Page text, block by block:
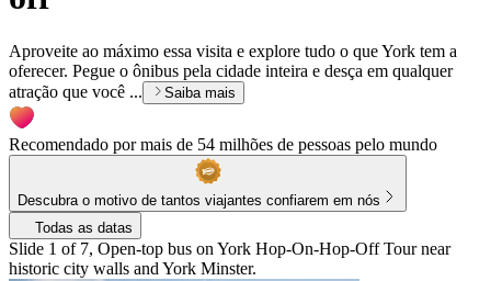
Aproveite ao máximo essa visita e explore tudo o que York tem a
oferecer. Pegue o ônibus pela cidade inteira e desça em qualquer
atração que você ...
Saiba mais
Recomendado por mais de 54 milhões de pessoas pelo mundo
Descubra o motivo de tantos viajantes confiarem em nós
Todas as datas
Slide 1 of 7, Open-top bus on York Hop-On-Hop-Off Tour near
historic city walls and York Minster.